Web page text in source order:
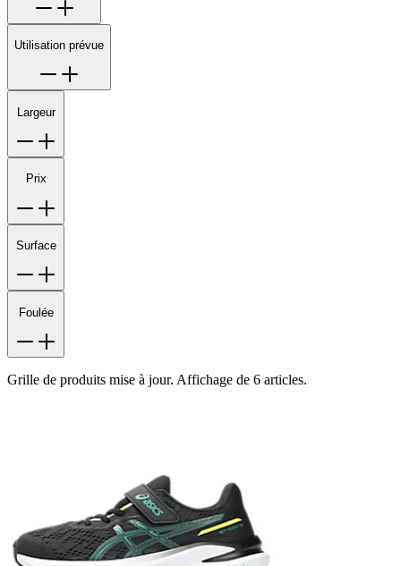
Utilisation prévue
Largeur
Prix
Surface
Foulée
Grille de produits mise à jour. Affichage de 6 articles.